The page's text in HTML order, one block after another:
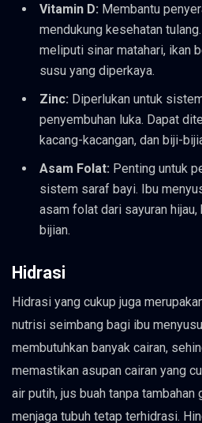
Vitamin D: Membantu
mendukung kesehatan
meliputi sinar matahari, ikan
susu yang diperkaya.
Zinc: Diperlukan untuk
penyembuhan luka. Dapat
kacang-kacangan, dan biji-
Asam Folat: Penting untuk
sistem saraf bayi. Ibu
asam folat dari sayuran hijau,
bijian.
Hidrasi
Hidrasi yang cukup juga
nutrisi seimbang bagi ibu
membutuhkan banyak cairan,
memastikan asupan cairan yang
air putih, jus buah tanpa tambahan
menjaga tubuh tetap terhidrasi.